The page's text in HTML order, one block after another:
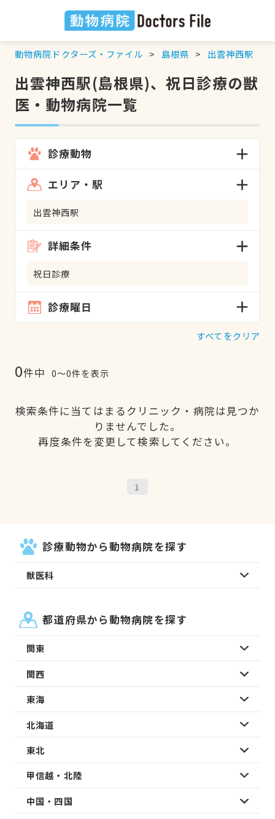
動物病院ドクターズ・ファイル 島根県 出雲神西駅
出雲神西駅(島根県)、祝日診療の獣
医・動物病院一覧
診療動物
エリア・駅
出雲神西駅
詳細条件
祝日診療
診療曜日
すべてをクリア
0件中 0〜0件を表示
検索条件に当てはまるクリニック・病院は見つか
りませんでした。
再度条件を変更して検索してください。
1
診療動物から動物病院を探す
獣医科
都道府県から動物病院を探す
関東
関西
東海
北海道
東北
甲信越・北陸
中国・四国